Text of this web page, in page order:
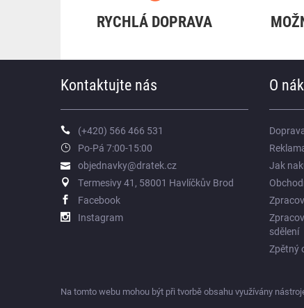
RYCHLÁ DOPRAVA
Kontaktujte nás
(+420) 566 466 531
Po-Pá 7:00-15:00
objednavky@dratek.cz
Termesivy 41, 58001 Havlíčkův Brod
Facebook
Instagram
O
Jak
sdělení
Zpětný
Na tomto webu mohou být při tvorbě obsahu využívány